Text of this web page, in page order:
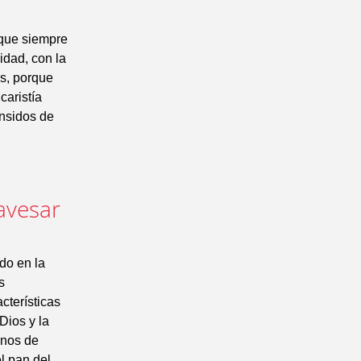
siempre
con la
porque
de
en la
y la
de